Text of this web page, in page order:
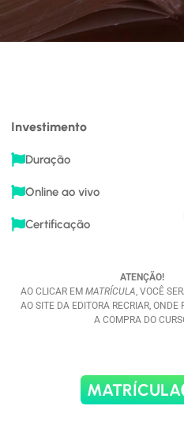
Investimento
Duração
Online ao vivo
Certificação
ATENÇÃO!
AO CLICAR EMMATRÍCULA , VOCÊ
AO SITE DA EDITORA RECRIAR, ONDE
A COMPRA DO
MATRÍCULA